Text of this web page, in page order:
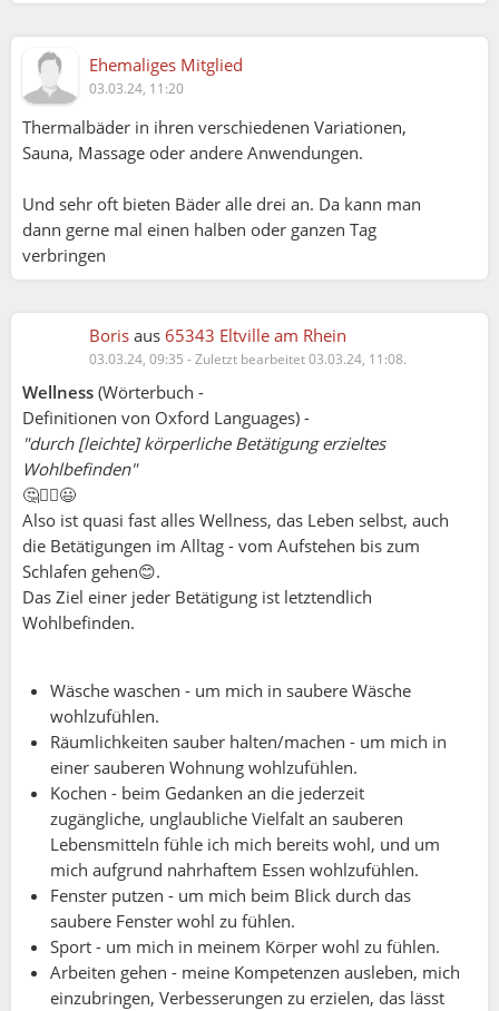
Ehemaliges Mitglied
03.03.24, 11:20
Thermalbäder in ihren verschiedenen Variationen,
Sauna, Massage oder andere Anwendungen.
Und sehr oft bieten Bäder alle drei an. Da kann man
dann gerne mal einen halben oder ganzen Tag
verbringen
Boris aus 65343 Eltville am Rhein
03.03.24, 09:35 -Zuletzt bearbeitet 03.03.24, 11:08.
Wellness (Wörterbuch -
Definitionen von Oxford Languages) -
"durch [leichte] körperliche Betätigung erzieltes
Wohlbefinden"
🤔☝🏼😃
Also ist quasi fast alles Wellness, das Leben selbst, auch
die Betätigungen im Alltag - vom Aufstehen bis zum
Schlafen gehen😊.
Das Ziel einer jeder Betätigung ist letztendlich
Wohlbefinden.
Wäsche waschen - um mich in saubere Wäsche
wohlzufühlen.
Räumlichkeiten sauber halten/machen - um mich in
einer sauberen Wohnung wohlzufühlen.
Kochen - beim Gedanken an die jederzeit
zugängliche, unglaubliche Vielfalt an sauberen
Lebensmitteln fühle ich mich bereits wohl, und um
mich aufgrund nahrhaftem Essen wohlzufühlen.
Fenster putzen - um mich beim Blick durch das
saubere Fenster wohl zu fühlen.
Sport - um mich in meinem Körper wohl zu fühlen.
Arbeiten gehen - meine Kompetenzen ausleben, mich
einzubringen, Verbesserungen zu erzielen, das lässt